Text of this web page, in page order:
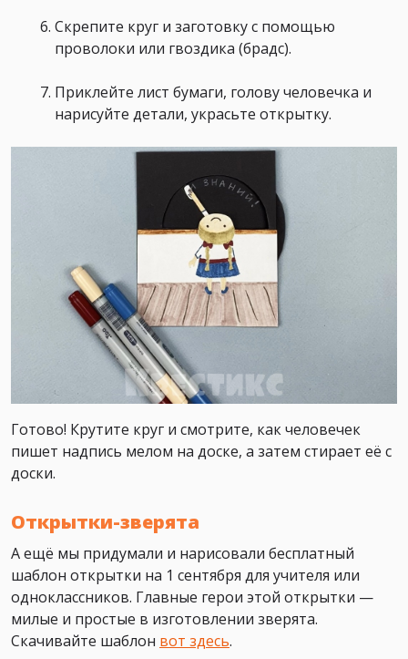
Скрепите круг и заготовку с помощью
проволоки или гвоздика (брадс).
Приклейте лист бумаги, голову человечка и
нарисуйте детали, украсьте открытку.
Готово! Крутите круг и смотрите, как человечек
пишет надпись мелом на доске, а затем стирает её с
доски.
Открытки-зверята
А ещё мы придумали и нарисовали бесплатный
шаблон открытки на 1 сентября для учителя или
одноклассников. Главные герои этой открытки —
милые и простые в изготовлении зверята.
Скачивайте шаблон вот здесь.